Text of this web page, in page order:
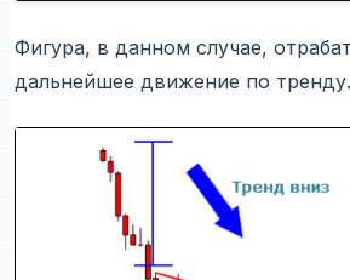
Фигура, в данном случае,
дальнейшее движение по тренду.